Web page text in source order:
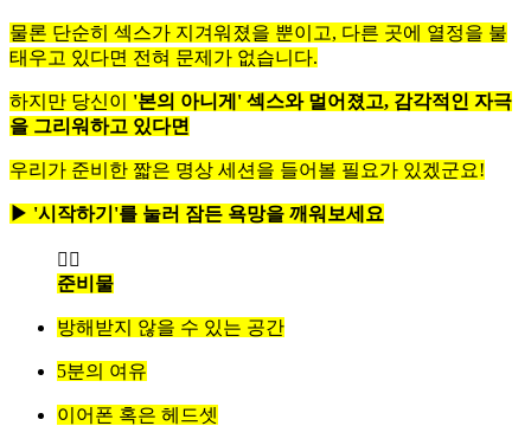
물론 단순히 섹스가 지겨워졌을 뿐이고, 다른 곳에 열정을 불
태우고 있다면 전혀 문제가 없습니다.
하지만 당신이 '본의 아니게' 섹스와 멀어졌고, 감각적인 자극
을 그리워하고 있다면
우리가 준비한 짧은 명상 세션을 들어볼 필요가 있겠군요!
▶ '시작하기'를 눌러 잠든 욕망을 깨워보세요
🧘‍♀️
준비물
방해받지 않을 수 있는 공간
5분의 여유
이어폰 혹은 헤드셋